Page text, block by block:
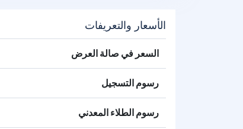
الأسعار والتعريفات
السعر في صالة العرض
رسوم التسجيل
رسوم الطلاء المعدني